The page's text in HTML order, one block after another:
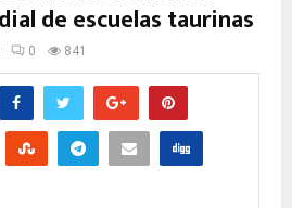
de escuelas taurinas
0 841